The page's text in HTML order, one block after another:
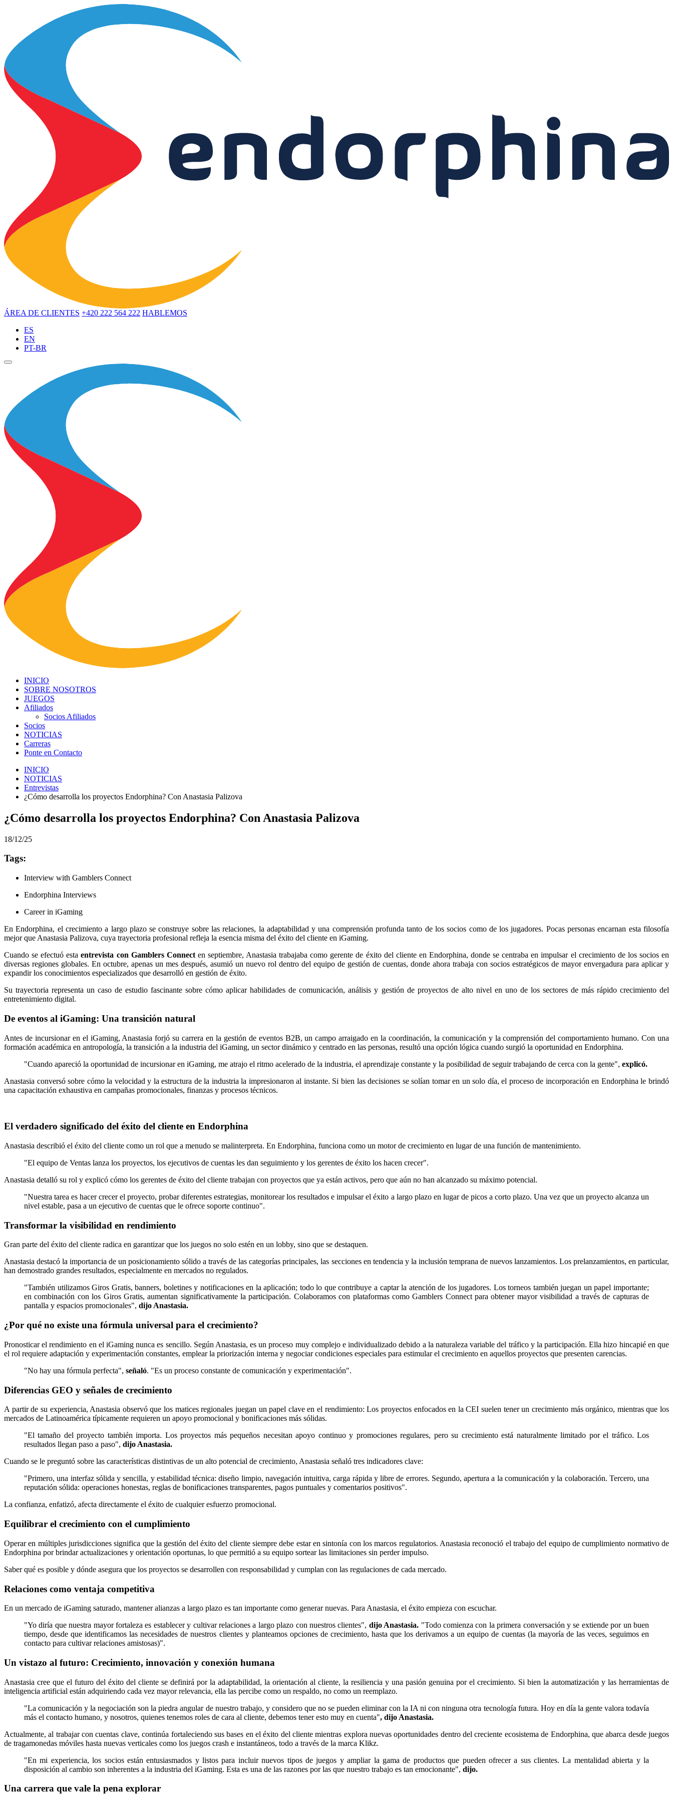
ÁREA DE CLIENTES +420 222 564 222 HABLEMOS
ES
EN
PT-BR
INICIO
SOBRE NOSOTROS
JUEGOS
Afiliados
Socios Afiliados
Socios
NOTICIAS
Carreras
Ponte en Contacto
INICIO
NOTICIAS
Entrevistas
¿Cómo desarrolla los proyectos Endorphina? Con Anastasia Palizova
¿Cómo desarrolla los proyectos Endorphina? Con Anastasia Palizova
18/12/25
Tags:
Interview with Gamblers Connect
Endorphina Interviews
Career in iGaming
En Endorphina, el crecimiento a largo plazo se construye sobre las relaciones, la adaptabilidad y una comprensión profunda tanto de los socios como de los jugadores. Pocas personas encarnan esta filosofía
mejor que Anastasia Palizova, cuya trayectoria profesional refleja la esencia misma del éxito del cliente en iGaming.
Cuando se efectuó estaentrevista con Gamblers Connecten septiembre, Anastasia trabajaba como gerente de éxito del cliente en Endorphina, donde se centraba en impulsar el crecimiento de los socios en
diversas regiones globales. En octubre, apenas un mes después, asumió un nuevo rol dentro del equipo de gestión de cuentas, donde ahora trabaja con socios estratégicos de mayor envergadura para aplicar y
expandir los conocimientos especializados que desarrolló en gestión de éxito.
Su trayectoria representa un caso de estudio fascinante sobre cómo aplicar habilidades de comunicación, análisis y gestión de proyectos de alto nivel en uno de los sectores de más rápido crecimiento del
entretenimiento digital.
De eventos al iGaming: Una transición natural
Antes de incursionar en el iGaming, Anastasia forjó su carrera en la gestión de eventos B2B, un campo arraigado en la coordinación, la comunicación y la comprensión del comportamiento humano. Con una
formación académica en antropología, la transición a la industria del iGaming, un sector dinámico y centrado en las personas, resultó una opción lógica cuando surgió la oportunidad en Endorphina.
"Cuando apareció la oportunidad de incursionar en iGaming, me atrajo el ritmo acelerado de la industria, el aprendizaje constante y la posibilidad de seguir trabajando de cerca con la gente", explicó.
Anastasia conversó sobre cómo la velocidad y la estructura de la industria la impresionaron al instante. Si bien las decisiones se solían tomar en un solo día, el proceso de incorporación en Endorphina le brindó
una capacitación exhaustiva en campañas promocionales, finanzas y procesos técnicos.
El verdadero significado del éxito del cliente en Endorphina
Anastasia describió el éxito del cliente como un rol que a menudo se malinterpreta. En Endorphina, funciona como un motor de crecimiento en lugar de una función de mantenimiento.
"El equipo de Ventas lanza los proyectos, los ejecutivos de cuentas les dan seguimiento y los gerentes de éxito los hacen crecer".
Anastasia detalló su rol y explicó cómo los gerentes de éxito del cliente trabajan con proyectos que ya están activos, pero que aún no han alcanzado su máximo potencial.
"Nuestra tarea es hacer crecer el proyecto, probar diferentes estrategias, monitorear los resultados e impulsar el éxito a largo plazo en lugar de picos a corto plazo. Una vez que un proyecto alcanza un
nivel estable, pasa a un ejecutivo de cuentas que le ofrece soporte continuo".
Transformar la visibilidad en rendimiento
Gran parte del éxito del cliente radica en garantizar que los juegos no solo estén en un lobby, sino que se destaquen.
Anastasia destacó la importancia de un posicionamiento sólido a través de las categorías principales, las secciones en tendencia y la inclusión temprana de nuevos lanzamientos. Los prelanzamientos, en particular,
han demostrado grandes resultados, especialmente en mercados no regulados.
"También utilizamos Giros Gratis, banners, boletines y notificaciones en la aplicación; todo lo que contribuye a captar la atención de los jugadores. Los torneos también juegan un papel importante;
en combinación con los Giros Gratis, aumentan significativamente la participación. Colaboramos con plataformas como Gamblers Connect para obtener mayor visibilidad a través de capturas de
pantalla y espacios promocionales", dijo Anastasia.
¿Por qué no existe una fórmula universal para el crecimiento?
Pronosticar el rendimiento en el iGaming nunca es sencillo. Según Anastasia, es un proceso muy complejo e individualizado debido a la naturaleza variable del tráfico y la participación. Ella hizo hincapié en que
el rol requiere adaptación y experimentación constantes, emplear la priorización interna y negociar condiciones especiales para estimular el crecimiento en aquellos proyectos que presenten carencias.
"No hay una fórmula perfecta", señaló. "Es un proceso constante de comunicación y experimentación".
Diferencias GEO y señales de crecimiento
A partir de su experiencia, Anastasia observó que los matices regionales juegan un papel clave en el rendimiento: Los proyectos enfocados en la CEI suelen tener un crecimiento más orgánico, mientras que los
mercados de Latinoamérica típicamente requieren un apoyo promocional y bonificaciones más sólidas.
"El tamaño del proyecto también importa. Los proyectos más pequeños necesitan apoyo continuo y promociones regulares, pero su crecimiento está naturalmente limitado por el tráfico. Los
resultados llegan paso a paso", dijo Anastasia.
Cuando se le preguntó sobre las características distintivas de un alto potencial de crecimiento, Anastasia señaló tres indicadores clave:
"Primero, una interfaz sólida y sencilla, y estabilidad técnica: diseño limpio, navegación intuitiva, carga rápida y libre de errores. Segundo, apertura a la comunicación y la colaboración. Tercero, una
reputación sólida: operaciones honestas, reglas de bonificaciones transparentes, pagos puntuales y comentarios positivos".
La confianza, enfatizó, afecta directamente el éxito de cualquier esfuerzo promocional.
Equilibrar el crecimiento con el cumplimiento
Operar en múltiples jurisdicciones significa que la gestión del éxito del cliente siempre debe estar en sintonía con los marcos regulatorios. Anastasia reconoció el trabajo del equipo de cumplimiento normativo de
Endorphina por brindar actualizaciones y orientación oportunas, lo que permitió a su equipo sortear las limitaciones sin perder impulso.
Saber qué es posible y dónde asegura que los proyectos se desarrollen con responsabilidad y cumplan con las regulaciones de cada mercado.
Relaciones como ventaja competitiva
En un mercado de iGaming saturado, mantener alianzas a largo plazo es tan importante como generar nuevas. Para Anastasia, el éxito empieza con escuchar.
"Yo diría que nuestra mayor fortaleza es establecer y cultivar relaciones a largo plazo con nuestros clientes", dijo Anastasia. "Todo comienza con la primera conversación y se extiende por un buen
tiempo, desde que identificamos las necesidades de nuestros clientes y planteamos opciones de crecimiento, hasta que los derivamos a un equipo de cuentas (la mayoría de las veces, seguimos en
contacto para cultivar relaciones amistosas)".
Un vistazo al futuro: Crecimiento, innovación y conexión humana
Anastasia cree que el futuro del éxito del cliente se definirá por la adaptabilidad, la orientación al cliente, la resiliencia y una pasión genuina por el crecimiento. Si bien la automatización y las herramientas de
inteligencia artificial están adquiriendo cada vez mayor relevancia, ella las percibe como un respaldo, no como un reemplazo.
"La comunicación y la negociación son la piedra angular de nuestro trabajo, y considero que no se pueden eliminar con la IA ni con ninguna otra tecnología futura. Hoy en día la gente valora todavía
más el contacto humano, y nosotros, quienes tenemos roles de cara al cliente, debemos tener esto muy en cuenta", dijo Anastasia.
Actualmente, al trabajar con cuentas clave, continúa fortaleciendo sus bases en el éxito del cliente mientras explora nuevas oportunidades dentro del creciente ecosistema de Endorphina, que abarca desde juegos
de tragamonedas móviles hasta nuevas verticales como los juegos crash e instantáneos, todo a través de la marca Klikz.
"En mi experiencia, los socios están entusiasmados y listos para incluir nuevos tipos de juegos y ampliar la gama de productos que pueden ofrecer a sus clientes. La mentalidad abierta y la
disposición al cambio son inherentes a la industria del iGaming. Esta es una de las razones por las que nuestro trabajo es tan emocionante", dijo.
Una carrera que vale la pena explorar